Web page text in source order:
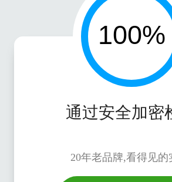
通过安全加密
20年老品牌,看得见的